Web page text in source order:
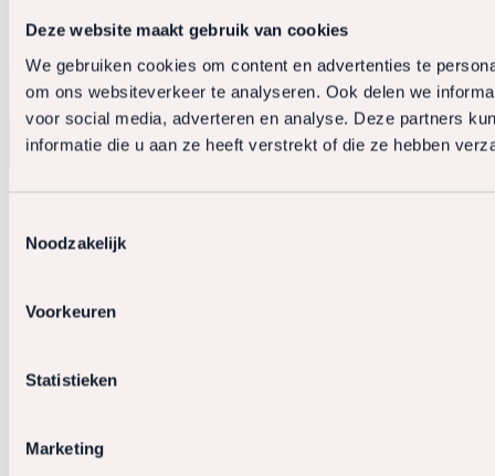
Deze website maakt gebruik van cookies
We gebruiken cookies om content en advertenties te
om ons websiteverkeer te analyseren. Ook delen we
voor social media, adverteren en analyse. Deze partners
informatie die u aan ze heeft verstrekt of die ze hebben
Noodzakelijk
Voorkeuren
Statistieken
Marketing
Rechtstaete Vastgoedadvocaten en Belastingadviseurs B.V.
info@rechtstaete.nl